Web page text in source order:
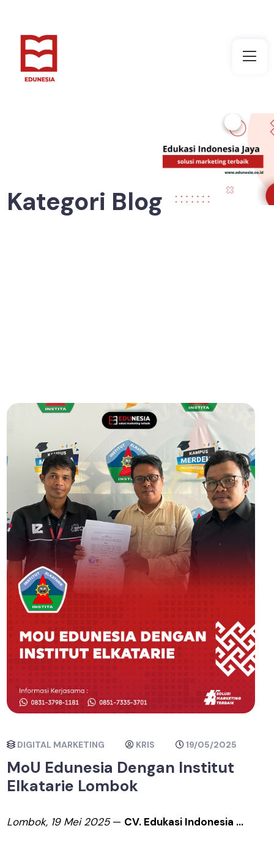
Kategori Blog
DIGITAL MARKETING KRIS 19/05/2025
MoU Edunesia Dengan Institut
Elkatarie Lombok
Lombok, 19 Mei 2025— CV. Edukasi Indonesia ...